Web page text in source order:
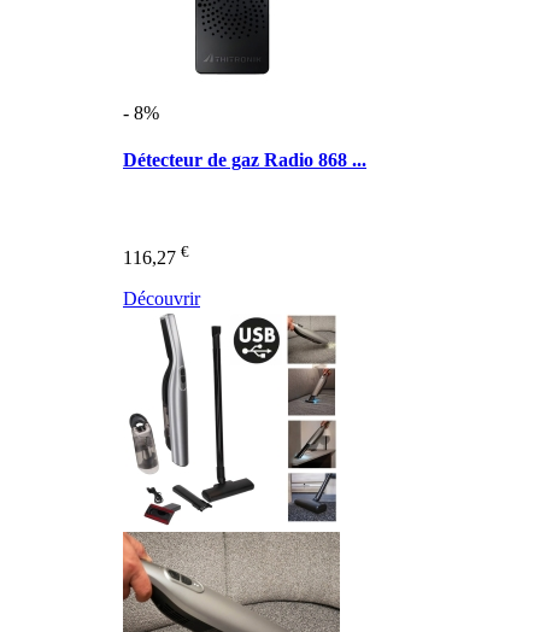
- 8%
Détecteur de gaz Radio 868 ...
116,27 €
Découvrir